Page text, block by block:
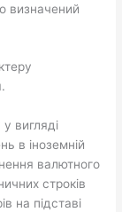
визначений
вигляді
в іноземній
валютного
строків
на підставі